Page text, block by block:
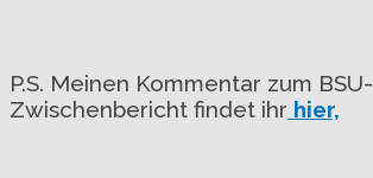
P.S. Meinen Kommentar zum BSU-
Zwischenbericht findet ihr hier,